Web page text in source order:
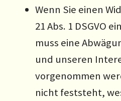
Wenn Sie einen
21 Abs. 1 DSGVO
muss eine
und unseren
vorgenommen
nicht feststeht,